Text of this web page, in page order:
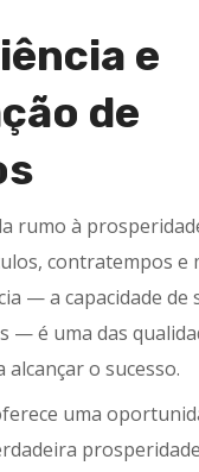
e
de
rumo à
contratempos e
— a capacidade de
— é uma das
o sucesso.
uma